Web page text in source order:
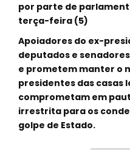
por parte de
terça-feira (5)
Apoiadores do ex-
deputados e
e prometem manter o
presidentes das casas
comprometam em
irrestrita para os
golpe de Estado.